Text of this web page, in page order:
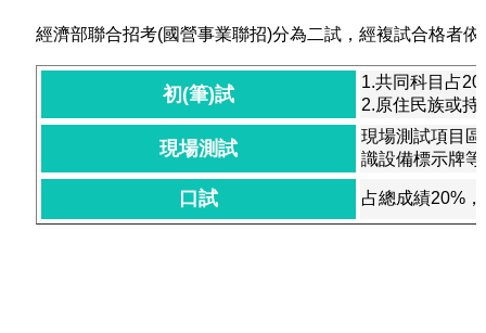
經濟部聯合招考(國營事業聯招)分為二試，經複試合格者依
初(筆)試
1.共同科目占
2.原住民族或持
現場測試
現場測試項目
識設備標示牌
口試 占總成績20%